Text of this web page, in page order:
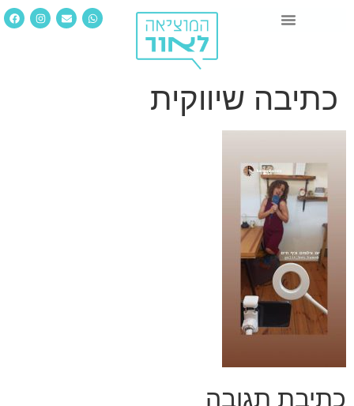
כתיבה שיווקית
כתיבת תגובה